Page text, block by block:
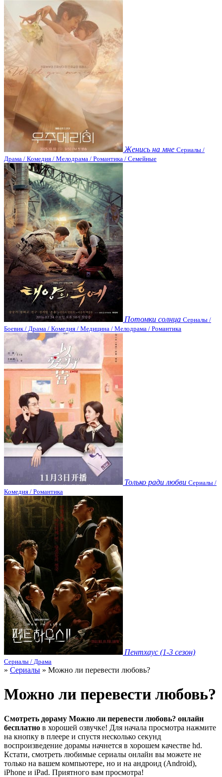
Женись на мне Сериалы /
Драма / Комедия / Мелодрама / Романтика / Семейные
Потомки солнца Сериалы /
Боевик / Драма / Комедия / Медицина / Мелодрама / Романтика
Только ради любви Сериалы /
Комедия / Романтика
Пентхаус (1-3 сезон)
Сериалы / Драма
» Сериалы » Можно ли перевести любовь?
Можно ли перевести любовь?
Смотреть дораму Можно ли перевести любовь? онлайн
бесплатно в хорошей озвучке! Для начала просмотра нажмите
на кнопку в плеере и спустя несколько секунд
воспроизведение дорамы начнется в хорошем качестве hd.
Кстати, смотреть любимые сериалы онлайн вы можете не
только на вашем компьютере, но и на андроид (Android),
iPhone и iPad. Приятного вам просмотра!